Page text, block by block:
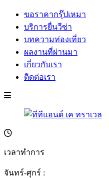
ขอราคากรุ๊ปเหมา
บริการยื่นวีซ่า
บทความท่องเที่ยว
ผลงานที่ผ่านมา
เกี่ยวกับเรา
ติดต่อเรา
เวลาทำการ
จันทร์-ศุกร์ :